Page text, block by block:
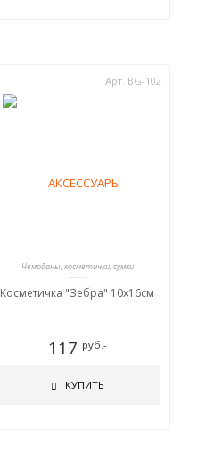
Арт. BG-102
Чемоданы, косметички, сумки
Косметичка "Зебра" 10х16см
117 руб.-
КУПИТЬ